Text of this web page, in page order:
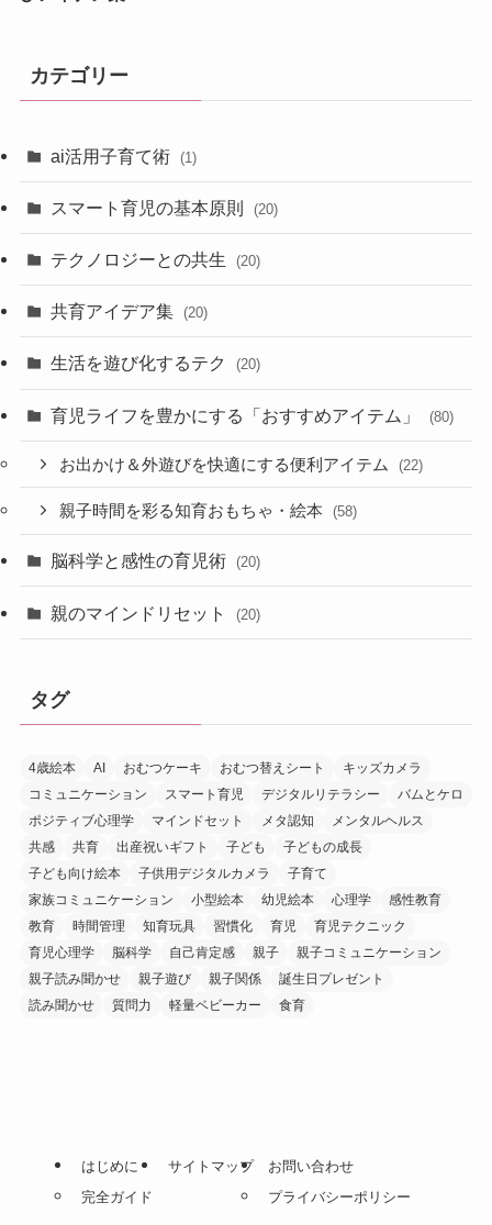
カテゴリー
ai活用子育て術 (1)
スマート育児の基本原則 (20)
テクノロジーとの共生 (20)
共育アイデア集 (20)
生活を遊び化するテク (20)
育児ライフを豊かにする「おすすめアイテム」 (80)
お出かけ＆外遊びを快適にする便利アイテム (22)
親子時間を彩る知育おもちゃ・絵本 (58)
脳科学と感性の育児術 (20)
親のマインドリセット (20)
タグ
4歳絵本 AI おむつケーキ おむつ替えシート
キッズカメラ
コミュニケーション
スマート育児 デジタルリテラシー
バムとケロ
ポジティブ心理学
マインドセット メタ認知
メンタルヘルス
共感
共育 出産祝いギフト 子ども
子どもの成長
子ども向け絵本
子供用デジタルカメラ
子育て
家族コミュニケーション
小型絵本 幼児絵本 心理学
感性教育
教育
時間管理 知育玩具 習慣化 育児
育児テクニック
育児心理学
脳科学 自己肯定感 親子
親子コミュニケーション
親子読み聞かせ
親子遊び 親子関係
誕生日プレゼント
読み聞かせ
質問力 軽量ベビーカー 食育
はじめに
完全ガイド
サイトマップ
お問い合わせ
プライバシーポリシー